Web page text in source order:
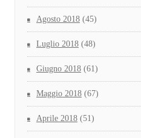
Agosto 2018 (45)
Luglio 2018 (48)
Giugno 2018 (61)
Maggio 2018 (67)
Aprile 2018 (51)